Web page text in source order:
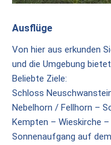
Initiativen
Referenten
Für
Familien
Kinder
willkommen
Ausflüge
Von hier aus erkunden
und die Umgebung
Beliebte Ziele:
Schloss
Nebelhorn / Fellhorn –
Kempten – Wieskirche
Sonnenaufgang auf